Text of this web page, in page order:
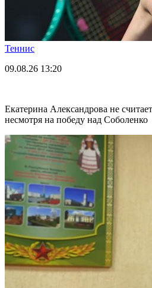
Теннис
09.08.26 13:20
Екатерина Александрова не
несмотря на победу над Соболенко